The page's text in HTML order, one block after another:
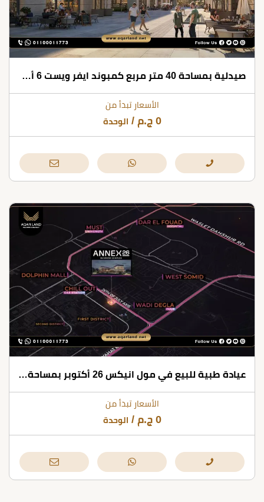
صيدلية بمساحة 40 متر مربع كمبوند ايفر ويست 6 أكتوبر
الأسعار تبدأ من
0 ج.م / الوحدة
عيادة طبية للبيع في مول انيكس 26 أكتوبر بمساحة 49 متر مربع
الأسعار تبدأ من
0 ج.م / الوحدة